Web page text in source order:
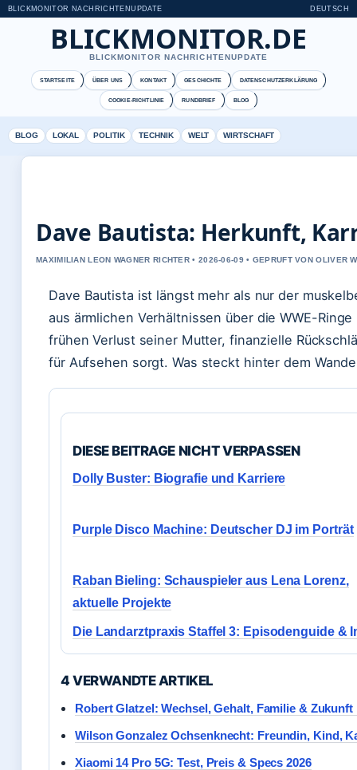
BLICKMONITOR NACHRICHTENUPDATE DEUTSCH
BLICKMONITOR.DE
BLICKMONITOR NACHRICHTENUPDATE
STARTSEITE ÜBER UNS KONTAKT GESCHICHTE DATENSCHUTZERKLÄRUNG
COOKIE-RICHTLINIE RUNDBRIEF BLOG
BLOG LOKAL POLITIK TECHNIK WELT WIRTSCHAFT
Dave Bautista: Herkunft,
MAXIMILIAN LEON WAGNER RICHTER • 2026-06-09 • GEPRUFT VON OLIVER
Dave Bautista ist längst mehr als nur der
aus ärmlichen Verhältnissen über die WWE-
frühen Verlust seiner Mutter, finanzielle
für Aufsehen sorgt. Was steckt hinter dem
DIESE BEITRAGE NICHT VERPASSEN
Dolly Buster: Biografie und Karriere
Purple Disco Machine: Deutscher DJ im Porträt
Raban Bieling: Schauspieler aus Lena Lorenz,
aktuelle Projekte
Die Landarztpraxis Staffel 3: Episodenguide &
4 VERWANDTE ARTIKEL
Robert Glatzel: Wechsel, Gehalt, Familie & Zukunft
Wilson Gonzalez Ochsenknecht: Freundin, Kind,
Xiaomi 14 Pro 5G: Test, Preis & Specs 2026